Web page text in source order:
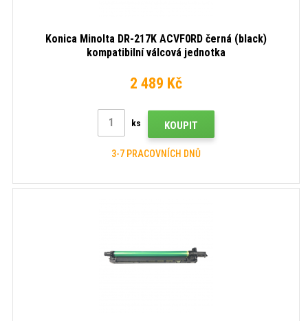
Konica Minolta DR-217K ACVF0RD černá (black)
kompatibilní válcová jednotka
2 489 Kč
ks KOUPIT
3-7 PRACOVNÍCH DNŮ